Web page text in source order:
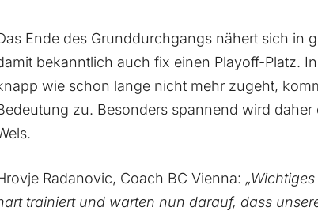
Ende des Grunddurchgangs nähert sich in
bekanntlich auch fix einen Playoff-Platz.
wie schon lange nicht mehr zugeht,
zu. Besonders spannend wird
Radanovic, Coach BC Vienna:
trainiert und warten nun darauf, dass